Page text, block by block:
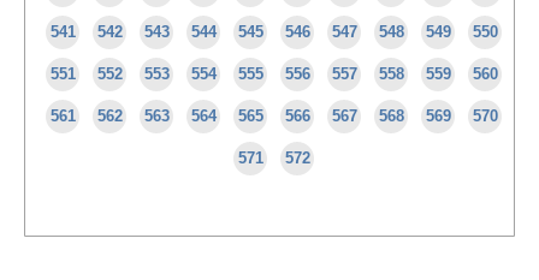
541 542 543 544 545 546 547 548 549 550
551 552 553 554 555 556 557 558 559 560
561 562 563 564 565 566 567 568 569 570
571 572